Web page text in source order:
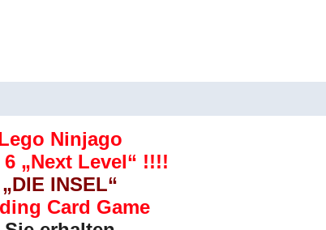
Ninjago
„Next Level“ !!!!
„DIE INSEL“
Card Game